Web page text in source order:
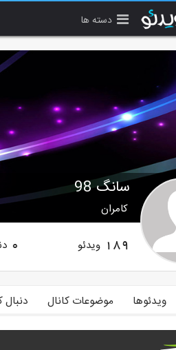
دسته ها
سانگ 98
کامران
189 ویدئو 0
ویدئوها موضوعات کانال دنبال